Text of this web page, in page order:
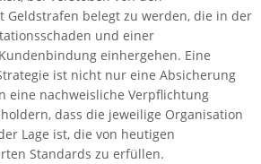
Geldstrafen belegt zu werden, die in der
und einer
einhergehen. Eine
ist nicht nur eine Absicherung
eine nachweisliche Verpflichtung
dass die jeweilige Organisation
Lage ist, die von heutigen
Standards zu erfüllen.